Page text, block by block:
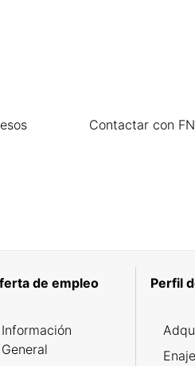
Contactar con
de empleo
Información
General
Perfil